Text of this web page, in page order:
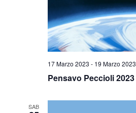
17 Marzo 2023 - 19 Marzo 2023
Pensavo Peccioli 2023
SAB